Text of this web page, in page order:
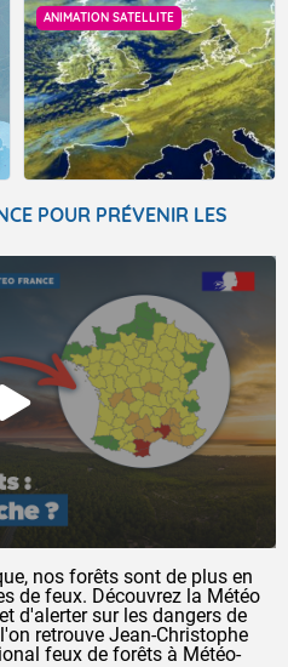
ANIMATION SATELLITE
POUR PRÉVENIR LES
nos forêts sont de plus en
de feux. Découvrez la Météo
d'alerter sur les dangers de
retrouve Jean-Christophe
feux de forêts à Météo-